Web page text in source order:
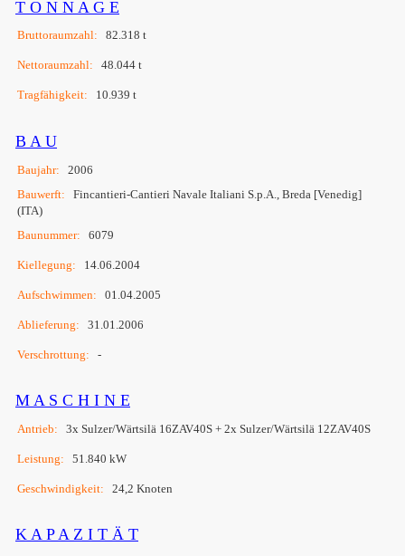
T O N N A G E
Bruttoraumzahl: 82.318 t
Nettoraumzahl: 48.044 t
Tragfähigkeit: 10.939 t
B A U
Baujahr: 2006
Bauwerft: Fincantieri-Cantieri Navale Italiani S.p.A., Breda [Venedig]
(ITA)
Baunummer: 6079
Kiellegung: 14.06.2004
Aufschwimmen: 01.04.2005
Ablieferung: 31.01.2006
Verschrottung: -
M A S C H I N E
Antrieb: 3x Sulzer/Wärtsilä 16ZAV40S + 2x Sulzer/Wärtsilä 12ZAV40S
Leistung: 51.840 kW
Geschwindigkeit: 24,2 Knoten
K A P A Z I T Ä T